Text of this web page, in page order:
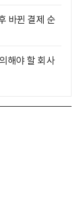
바뀐 결제 순
해야 할 회사